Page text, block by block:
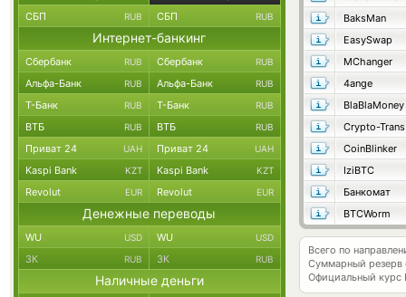
BaksMan
EasySwap
MChanger
4ange
BlaBlaMoney
Crypto-Trans
CoinBlinker
IziBTC
Банкомат
BTCWorm
Всего по
Суммарный резерв
Официальный курс
СБП RUB СБП RUB
Интернет-банкинг
Сбербанк RUB Сбербанк RUB
Альфа-Банк RUB Альфа-Банк RUB
Т-Банк RUB Т-Банк RUB
ВТБ RUB ВТБ RUB
Приват 24 UAH Приват 24 UAH
Kaspi Bank KZT Kaspi Bank KZT
Revolut EUR Revolut EUR
Денежные переводы
WU USD WU USD
ЗК RUB ЗК RUB
Наличные деньги